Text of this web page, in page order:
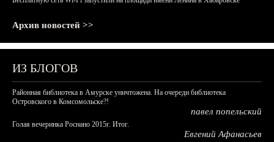
Архив новостей >>
ИЗ БЛОГОВ
Районная библиотека в Амурске уничтожена. На очереди библиотека
Островского в Комсомольске?!
павел попельский
Голая вечеринка Роснано 2015г. Итог.
Евгений Афанасьев